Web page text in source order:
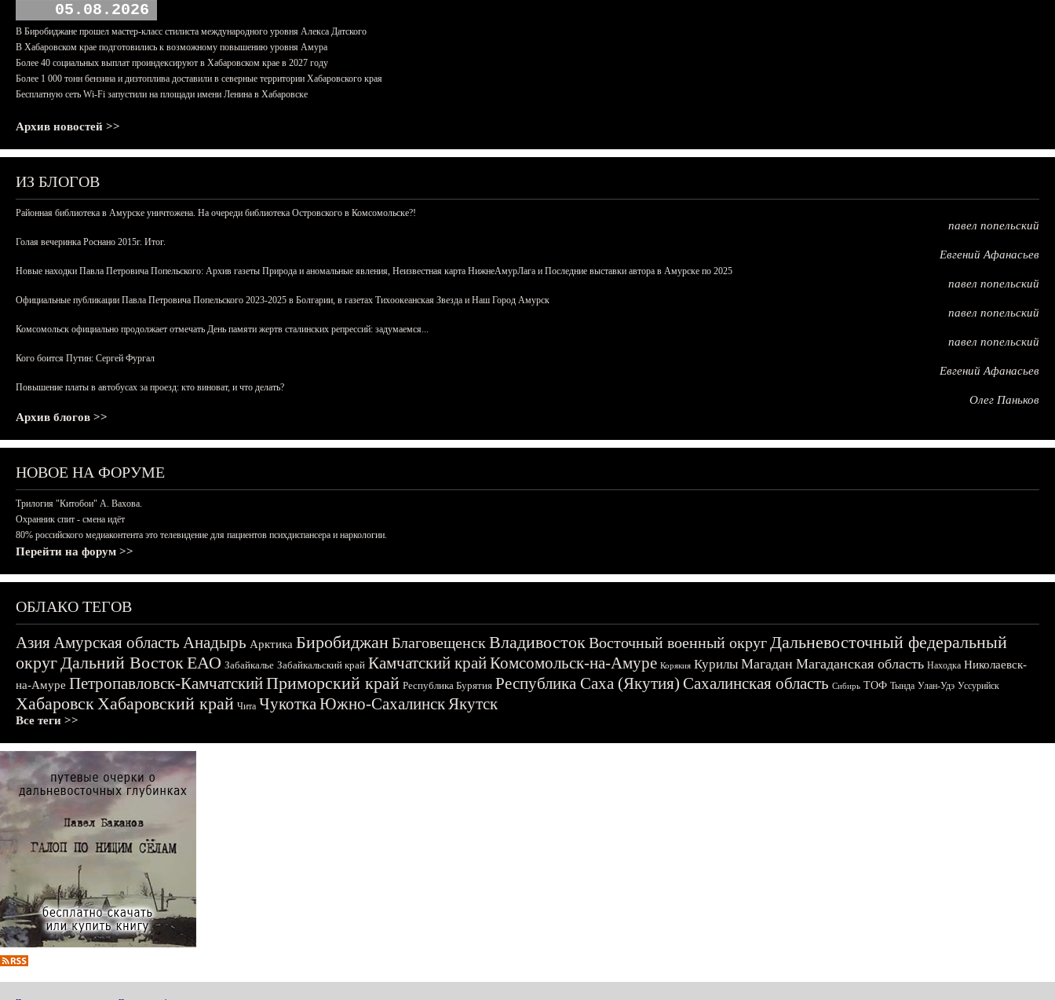
05.08.2026
В Биробиджане прошел мастер-класс стилиста международного уровня Алекса Датского
В Хабаровском крае подготовились к возможному повышению уровня Амура
Более 40 социальных выплат проиндексируют в Хабаровском крае в 2027 году
Более 1 000 тонн бензина и дизтоплива доставили в северные территории Хабаровского края
Бесплатную сеть Wi-Fi запустили на площади имени Ленина в Хабаровске
Архив новостей >>
ИЗ БЛОГОВ
Районная библиотека в Амурске уничтожена. На очереди библиотека Островского в Комсомольске?!
павел попельский
Голая вечеринка Роснано 2015г. Итог.
Евгений Афанасьев
Новые находки Павла Петровича Попельского: Архив газеты Природа и аномальные явления, Неизвестная карта НижнеАмурЛага и Последние выставки автора в Амурске по 2025
павел попельский
Официальные публикации Павла Петровича Попельского 2023-2025 в Болгарии, в газетах Тихоокеанская Звезда и Наш Город Амурск
павел попельский
Комсомольск официально продолжает отмечать День памяти жертв сталинских репрессий: задумаемся...
павел попельский
Кого боится Путин: Сергей Фургал
Евгений Афанасьев
Повышение платы в автобусах за проезд: кто виноват, и что делать?
Олег Паньков
Архив блогов >>
НОВОЕ НА ФОРУМЕ
Трилогия "Китобои" А. Вахова.
Охранник спит - смена идёт
80% российского медиаконтента это телевидение для пациентов психдиспансера и наркологии.
Перейти на форум >>
ОБЛАКО ТЕГОВ
АзияАмурская область Анадырь Арктика БиробиджанБлаговещенскВладивостокВосточный военный округДальневосточный федеральный
округДальний ВостокЕАО Забайкалье Забайкальский край Камчатский крайКомсомольск-на-Амуре Корякия Курилы Магадан Магаданская область Находка Николаевск-
на-Амуре Петропавловск-КамчатскийПриморский край Республика Бурятия Республика Саха (Якутия) Сахалинская область Сибирь ТОФ Тында Улан-Удэ Уссурийск
ХабаровскХабаровский край Чита ЧукоткаЮжно-СахалинскЯкутск
Все теги >>